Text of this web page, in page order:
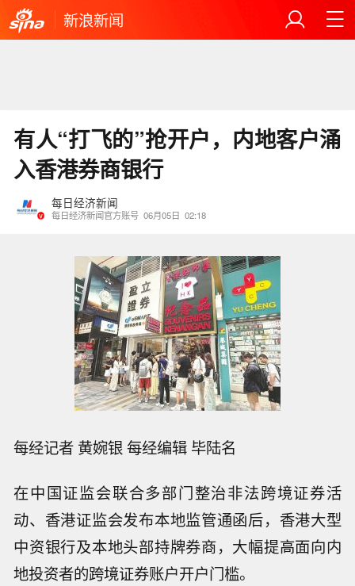
新浪新闻
有人“打飞的”抢开户，内地客户涌
入香港券商银行
每日经济新闻
每日经济新闻官方账号 06月05日 02:18
每经记者 黄婉银 每经编辑 毕陆名
在中国证监会联合多部门整治非法跨境证券活
动、香港证监会发布本地监管通函后，香港大型
中资银行及本地头部持牌券商，大幅提高面向内
地投资者的跨境证券账户开户门槛。